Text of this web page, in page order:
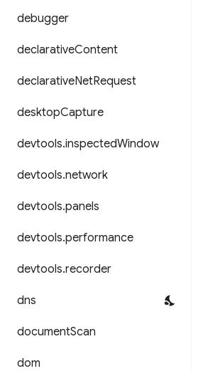
debugger
declarativeContent
declarativeNetRequest
desktopCapture
devtools.inspectedWindow
devtools.network
devtools.panels
devtools.performance
devtools.recorder
dns
documentScan
dom